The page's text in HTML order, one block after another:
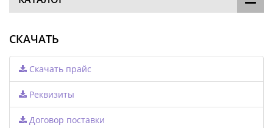
СКАЧАТЬ
Скачать прайс
Реквизиты
Договор поставки